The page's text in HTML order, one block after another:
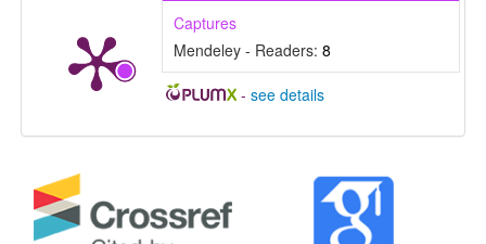
Captures
Mendeley - Readers: 8
-see details